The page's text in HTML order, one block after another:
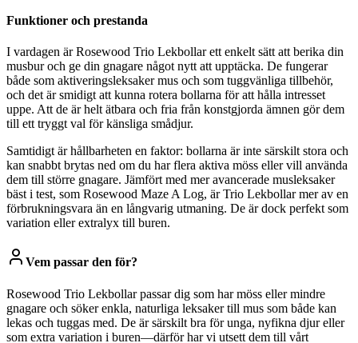
Funktioner och prestanda
I vardagen är Rosewood Trio Lekbollar ett enkelt sätt att berika din
musbur och ge din gnagare något nytt att upptäcka. De fungerar
både som aktiveringsleksaker mus och som tuggvänliga tillbehör,
och det är smidigt att kunna rotera bollarna för att hålla intresset
uppe. Att de är helt ätbara och fria från konstgjorda ämnen gör dem
till ett tryggt val för känsliga smådjur.
Samtidigt är hållbarheten en faktor: bollarna är inte särskilt stora och
kan snabbt brytas ned om du har flera aktiva möss eller vill använda
dem till större gnagare. Jämfört med mer avancerade musleksaker
bäst i test, som Rosewood Maze A Log, är Trio Lekbollar mer av en
förbrukningsvara än en långvarig utmaning. De är dock perfekt som
variation eller extralyx till buren.
Vem passar den för?
Rosewood Trio Lekbollar passar dig som har möss eller mindre
gnagare och söker enkla, naturliga leksaker till mus som både kan
lekas och tuggas med. De är särskilt bra för unga, nyfikna djur eller
som extra variation i buren—därför har vi utsett dem till vårt